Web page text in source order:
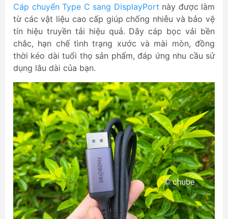
Cáp chuyển Type C sang DisplayPort này được làm
từ các vật liệu cao cấp giúp chống nhiễu và bảo vệ
tín hiệu truyền tải hiệu quả. Dây cáp bọc vải bền
chắc, hạn chế tình trạng xước và mài mòn, đồng
thời kéo dài tuổi thọ sản phẩm, đáp ứng nhu cầu sử
dụng lâu dài của bạn.